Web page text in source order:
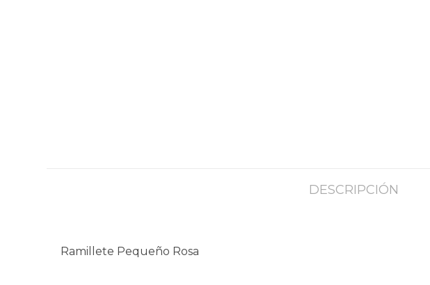
DESCRIPCIÓN
Ramillete Pequeño Rosa